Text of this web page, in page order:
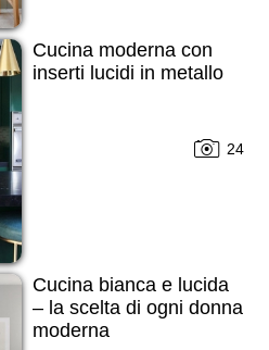
Cucina moderna con
inserti lucidi in metallo
24
Cucina bianca e lucida
– la scelta di ogni donna
moderna